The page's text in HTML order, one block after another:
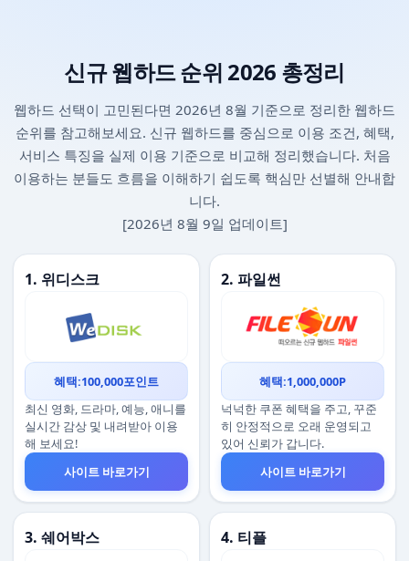
신규 웹하드 순위 2026 총정리
웹하드 선택이 고민된다면 2026년 8월 기준으로 정리한 웹하드
순위를 참고해보세요. 신규 웹하드를 중심으로 이용 조건, 혜택,
서비스 특징을 실제 이용 기준으로 비교해 정리했습니다. 처음
이용하는 분들도 흐름을 이해하기 쉽도록 핵심만 선별해 안내합
니다.
[2026년 8월 9일 업데이트]
1. 위디스크
혜택:100,000포인트
최신 영화, 드라마, 예능, 애니를
실시간 감상 및 내려받아 이용
해 보세요!
사이트 바로가기
2. 파일썬
혜택:1,000,000P
넉넉한 쿠폰 혜택을 주고, 꾸준
히 안정적으로 오래 운영되고
있어 신뢰가 갑니다.
사이트 바로가기
3. 쉐어박스 4. 티플